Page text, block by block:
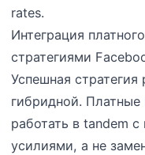
rates.
Интеграция
стратегиями
Успешная
гибридной.
работать в tandem
усилиями, а не